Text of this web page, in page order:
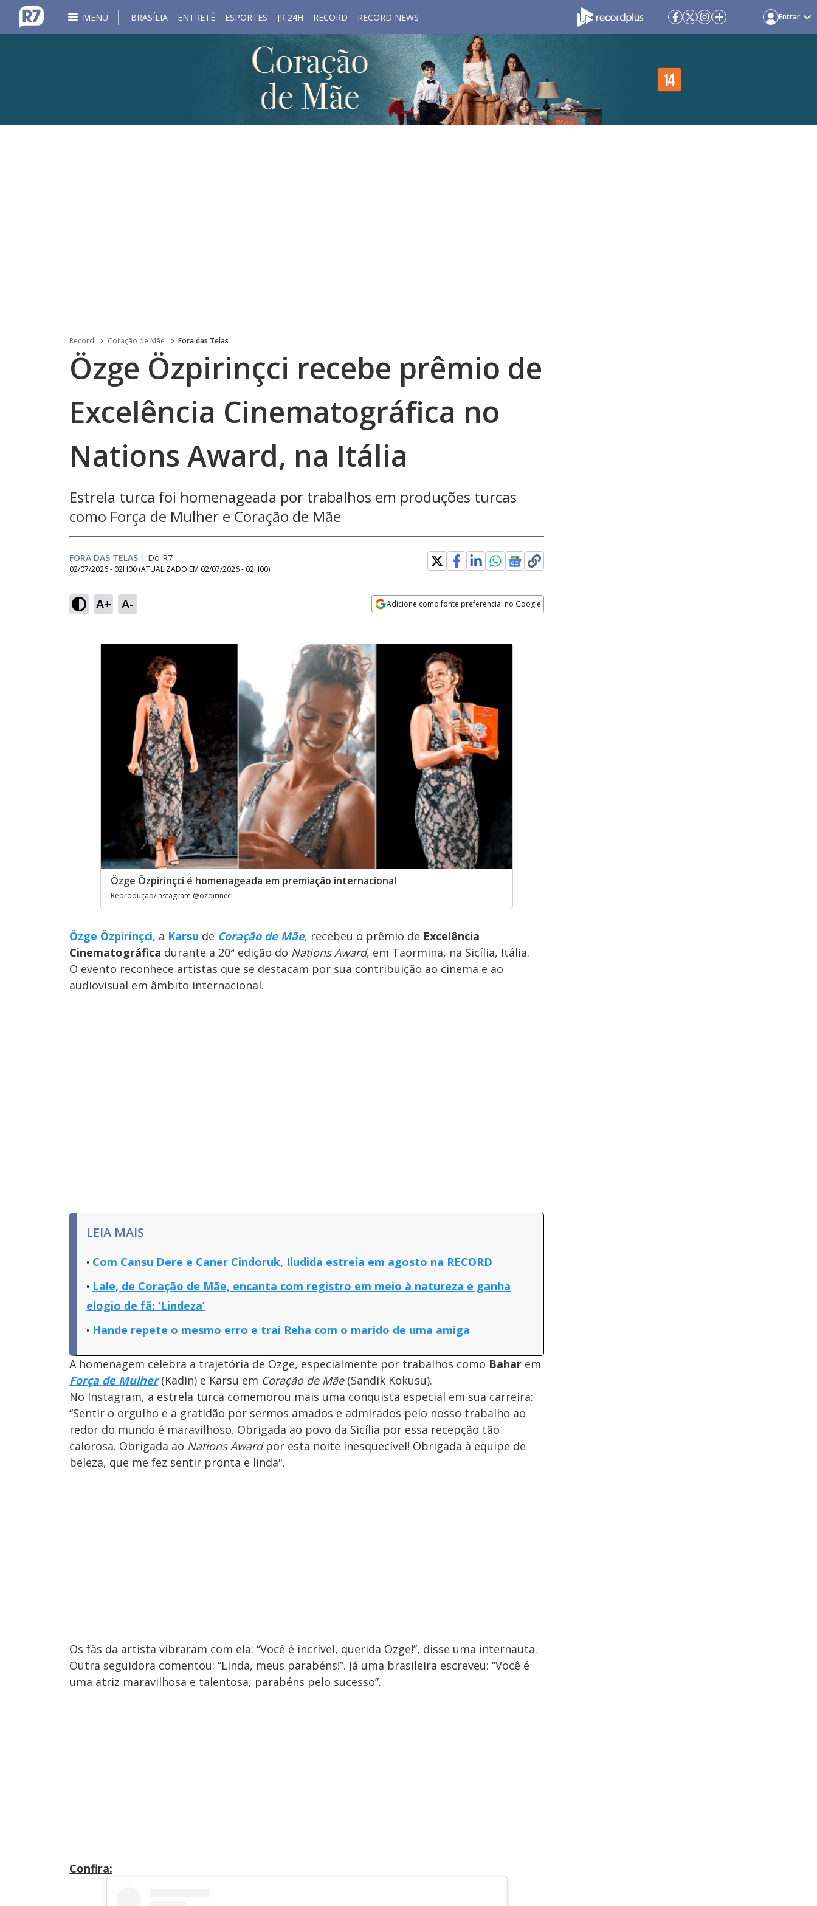
MENU BRASÍLIA ENTRETÊ ESPORTES JR 24H RECORD RECORD NEWS Entrar
Record Coração de Mãe Fora das Telas
Özge Özpirinçci recebe prêmio de
Excelência Cinematográfica no
Nations Award, na Itália
Estrela turca foi homenageada por trabalhos em produções turcas
como Força de Mulher e Coração de Mãe
FORA DAS TELAS | Do R7
02/07/2026 - 02H00 (ATUALIZADO EM 02/07/2026 - 02H00)
A+ A- Adicione como fonte preferencial no Google
Özge Özpirinçci é homenageada em premiação internacional
Reprodução/Instagram @ozpirincci
Özge Özpirinçci, a Karsu de Coração de Mãe, recebeu o prêmio de Excelência
Cinematográfica durante a 20ª edição do Nations Award, em Taormina, na Sicília, Itália.
O evento reconhece artistas que se destacam por sua contribuição ao cinema e ao
audiovisual em âmbito internacional.
LEIA MAIS
Com Cansu Dere e Caner Cindoruk, Iludida estreia em agosto na RECORD
Lale, de Coração de Mãe, encanta com registro em meio à natureza e ganha
elogio de fã: ‘Lindeza’
Hande repete o mesmo erro e trai Reha com o marido de uma amiga
A homenagem celebra a trajetória de Özge, especialmente por trabalhos como Bahar em
Força de Mulher(Kadin) e Karsu em Coração de Mãe(Sandik Kokusu).
No Instagram, a estrela turca comemorou mais uma conquista especial em sua carreira:
“Sentir o orgulho e a gratidão por sermos amados e admirados pelo nosso trabalho ao
redor do mundo é maravilhoso. Obrigada ao povo da Sicília por essa recepção tão
calorosa. Obrigada ao Nations Awardpor esta noite inesquecível! Obrigada à equipe de
beleza, que me fez sentir pronta e linda".
Os fãs da artista vibraram com ela: “Você é incrível, querida Özge!”, disse uma internauta.
Outra seguidora comentou: “Linda, meus parabéns!”. Já uma brasileira escreveu: “Você é
uma atriz maravilhosa e talentosa, parabéns pelo sucesso”.
Confira: